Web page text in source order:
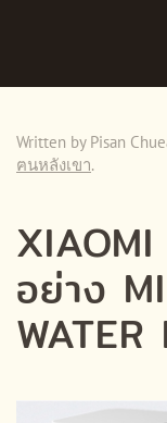
Skip to main
Written by Pisan
ฅนหลังเขา.
อย่าง
WATER